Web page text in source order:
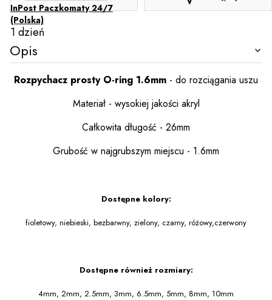
InPost Paczkomaty 24/7
(Polska)
1 dzień
Opis
Rozpychacz prostyO-ring 1.6mm - do rozciągania uszu
Materiał - wysokiej jakości akryl
Całkowita długość - 26mm
Grubość w najgrubszym miejscu - 1.6mm
Dostępne kolory:
fioletowy, niebieski, bezbarwny, zielony, czarny, różowy,czerwony
Dostępne również rozmiary:
4mm, 2mm, 2.5mm, 3mm, 6.5mm, 5mm, 8mm, 10mm